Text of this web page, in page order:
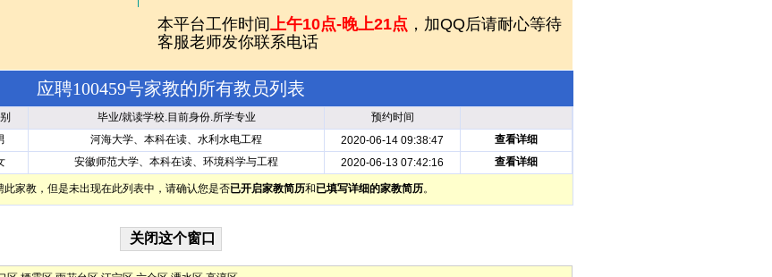
本平台工作时间上午10点-晚上21点 ，加QQ后请耐心等待
客服老师发你联系电话
应聘100459号家教的所有教员列表
毕业/就读学校.目前身份.所学专业
预约时间
河海大学、本科在读、水利水电工程 2020-06-14 09:38:47
查看详细
安徽师范大学、本科在读、环境科学与工程 2020-06-13 07:42:16 查看详细
此家教，但是未出现在此列表中，请确认您是否已开启家教简历和已填写详细的家教简历。